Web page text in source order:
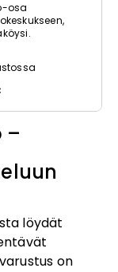
osa
–
löydät
on